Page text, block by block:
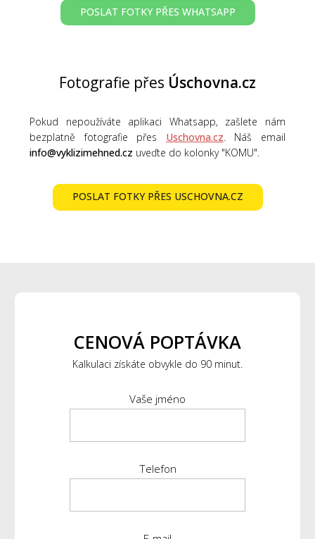
POSLAT FOTKY PŘES WHATSAPP
Fotografie přes Úschovna.cz
Pokud nepoužíváte aplikaci Whatsapp, zašlete nám
bezplatně fotografie přes Uschovna.cz. Náš email
info@vyklizimehned.cz uveďte do kolonky "KOMU".
POSLAT FOTKY PŘES USCHOVNA.CZ
CENOVÁ POPTÁVKA
Kalkulaci získáte obvykle do 90 minut.
Vaše jméno
Telefon